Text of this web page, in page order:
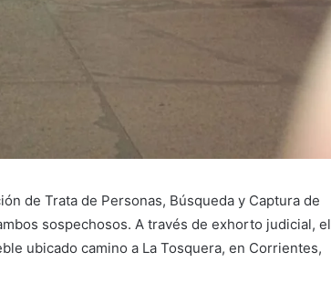
de Trata de Personas, Búsqueda y Captura de
sospechosos. A través de exhorto judicial, el
ubicado camino a La Tosquera, en Corrientes,